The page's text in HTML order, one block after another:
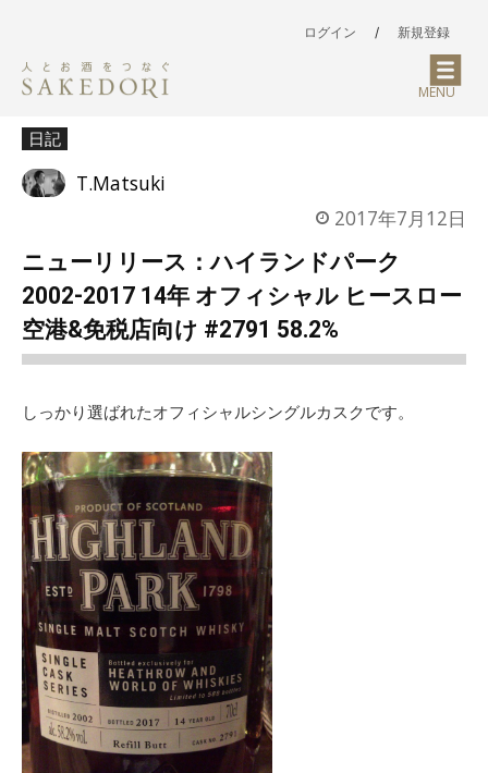
ログイン / 新規登録
MENU
日記
T.Matsuki
2017年7月12日
ニューリリース：ハイランドパーク
2002-2017 14年 オフィシャル ヒースロー
空港&免税店向け #2791 58.2%
しっかり選ばれたオフィシャルシングルカスクです。